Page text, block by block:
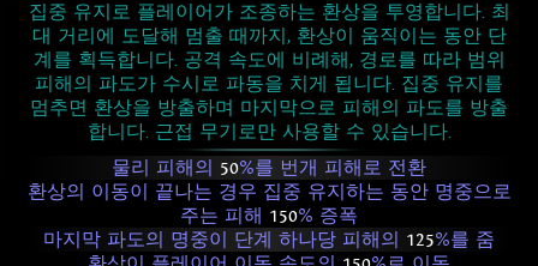
집중 유지로 플레이어가 조종하는 환상을 투영합니다. 최
대 거리에 도달해 멈출 때까지, 환상이 움직이는 동안 단
계를 획득합니다. 공격 속도에 비례해, 경로를 따라 범위
피해의 파도가 수시로 파동을 치게 됩니다. 집중 유지를
멈추면 환상을 방출하며 마지막으로 피해의 파도를 방출
합니다. 근접 무기로만 사용할 수 있습니다.
물리 피해의 50%를 번개 피해로 전환
환상의 이동이 끝나는 경우 집중 유지하는 동안 명중으로
주는 피해 150% 증폭
마지막 파도의 명중이 단계 하나당 피해의 125%를 줌